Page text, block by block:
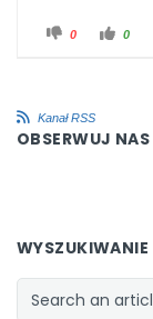
Kliknij dla
0 0
Kanał RSS
OBSERWUJ NAS
WYSZUKIWANIE